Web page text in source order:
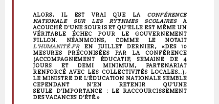
ALORS, IL EST VRAI QUE LA CONFÉRENCE
NATIONALE SUR LES RYTHMES SCOLAIRESA
ACOUCHÉ D'UNE SOURIS ET QU'ELLE EST MÊME UN
VÉRITABLE ÉCHEC POUR LE GOUVERNEMENT
FILLON. NÉANMOINS, COMME LE NOTAIT
L'HUMANITÉ.FR EN JUILLET DERNIER, «DES 10
MESURES PRÉCONISÉES PAR LA CONFÉRENCE
(ACCOMPAGNEMENT ÉDUCATIF, SEMAINE DE 4
JOURS ET DEMI MINIMUM, PARTENARIAT
RENFORCÉ AVEC LES COLLECTIVITÉS LOCALES…),
LE MINISTRE DE L’ÉDUCATION NATIONALE SEMBLE
CEPENDANT N’EN RETENIR QU’UNE
SEULE D’IMPORTANCE : LE RACCOURCISSEMENT
DES VACANCES D’ÉTÉ.»